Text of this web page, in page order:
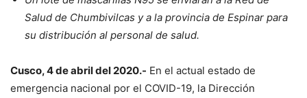
Salud de Chumbivilcas y a la provincia de Espinar para
su distribución al personal de salud.
Cusco, 4 de abril del 2020.- En el actual estado de
emergencia nacional por el COVID-19, la Dirección